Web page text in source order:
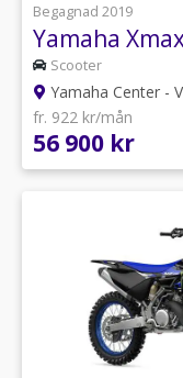
Begagnad 2019
Yamaha
Scooter
Yamaha Center -
fr. 922 kr/mån
56 900 kr